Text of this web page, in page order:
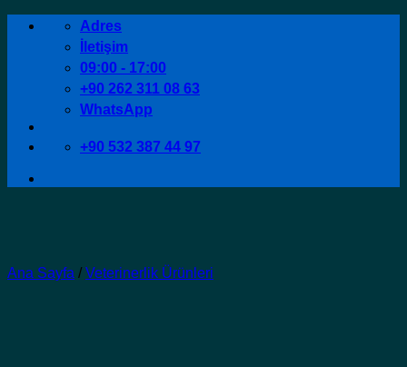
İçeriğe
Adres
İletişim
09:00 - 17:00
+90 262 311 08 63
WhatsApp
+90 532 387 44 97
Ana Sayfa / Veterinerlik Ürünleri